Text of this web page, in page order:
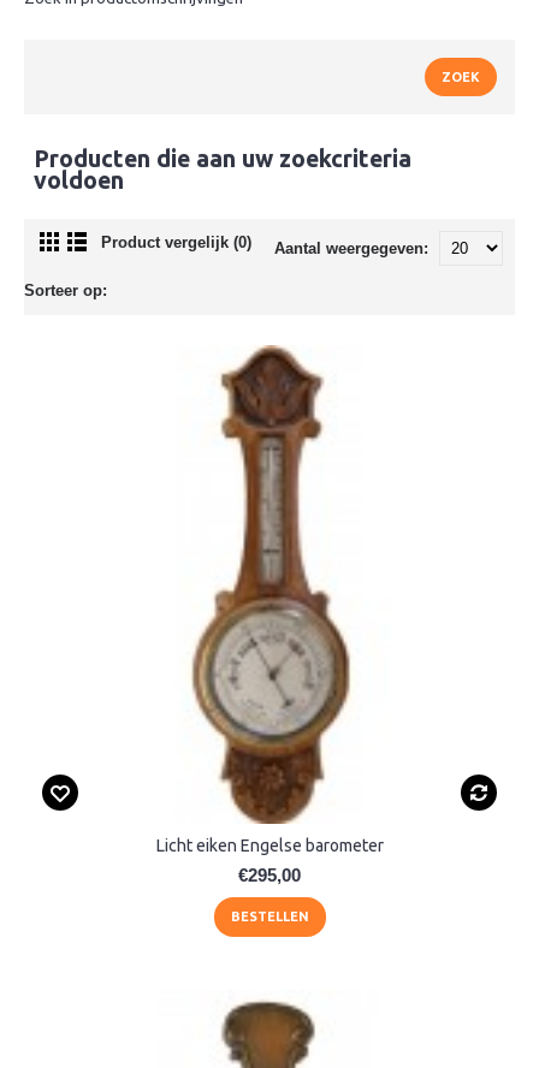
Producten die aan uw zoekcriteria
voldoen
Product vergelijk (0) Aantal weergegeven:
Sorteer op:
Licht eiken Engelse barometer
€295,00
BESTELLEN